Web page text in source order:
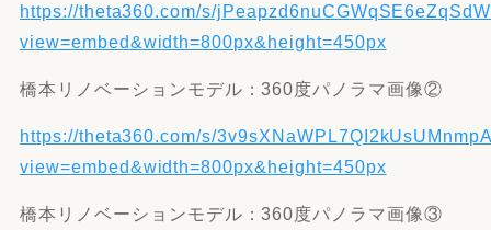
https://theta360.com/s/
view=embed&width=800px&height=450px
橋本リノベーションモデル：360度パノラマ画像②
https://theta360.com/s/
view=embed&width=800px&height=450px
橋本リノベーションモデル：360度パノラマ画像③